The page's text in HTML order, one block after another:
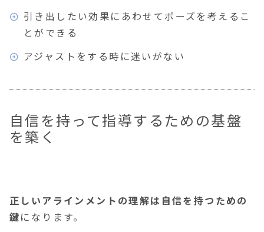
引き出したい効果にあわせてポーズを考えるこ
とができる
アジャストをする時に迷いがない
自信を持って指導するための基盤
を築く
正しいアラインメントの理解は自信を持つための
鍵 になります。